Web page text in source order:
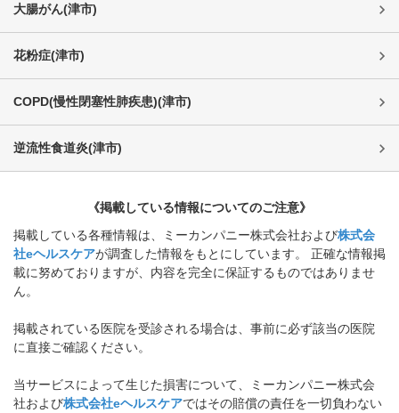
大腸がん(津市)
花粉症(津市)
COPD(慢性閉塞性肺疾患)(津市)
逆流性食道炎(津市)
《掲載している情報についてのご注意》
掲載している各種情報は、ミーカンパニー株式会社および株式会
社eヘルスケアが調査した情報をもとにしています。 正確な情報掲
載に努めておりますが、内容を完全に保証するものではありませ
ん。
掲載されている医院を受診される場合は、事前に必ず該当の医院
に直接ご確認ください。
当サービスによって生じた損害について、ミーカンパニー株式会
社および株式会社eヘルスケアではその賠償の責任を一切負わない